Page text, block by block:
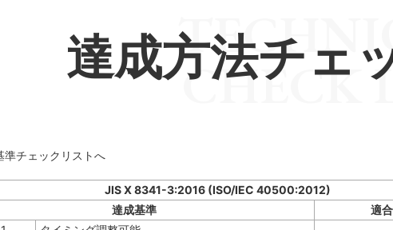
達成方法チェ
CHECK
準チェックリストへ
JIS X 8341-3:2016 (ISO/IEC 40500:2012)
達成基準
適